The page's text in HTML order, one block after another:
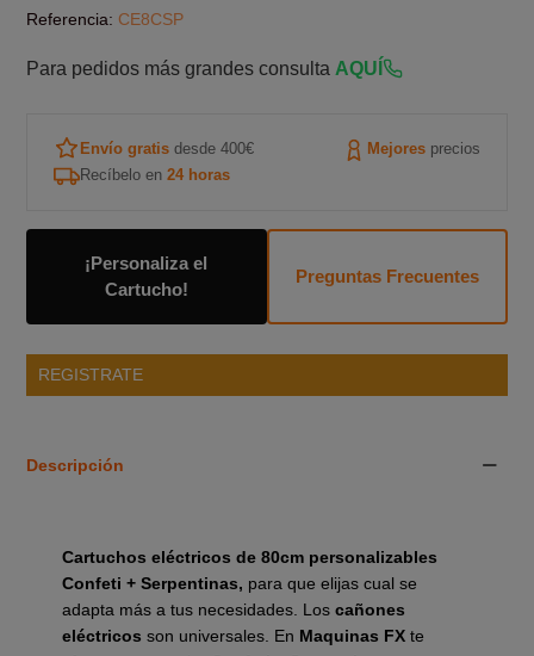
Referencia: CE8CSP
Para pedidos más grandes consulta AQUÍ
Envío gratisdesde 400€ Mejores precios
Recíbelo en 24 horas
¡Personaliza el
Cartucho!
Preguntas Frecuentes
REGISTRATE
Descripción
Cartuchos eléctricos de 80cm personalizables
Confeti + Serpentinas, para que elijas cual se
adapta más a tus necesidades. Loscañones
eléctricos son universales. En Maquinas FXte